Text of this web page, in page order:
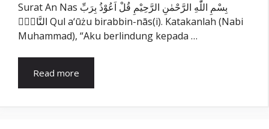
Surat An Nas بِسْمِ اللّٰهِ الرَّحْمٰنِ الرَّحِيْمِ قُلْ اَعُوْذُ بِرَبِّ
النَّاسِۙ Qul a‘ūżu birabbin-nās(i). Katakanlah (Nabi
Muhammad), “Aku berlindung kepada …
Read more